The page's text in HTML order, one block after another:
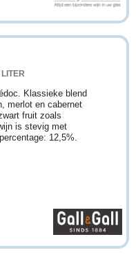
Klassieke blend
merlot en cabernet
fruit zoals
is stevig met
12,5%.